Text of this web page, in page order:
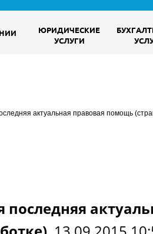
ЮРИДИЧЕСКИЕ
УСЛУГИ
актуальная правовая помощь
последняя